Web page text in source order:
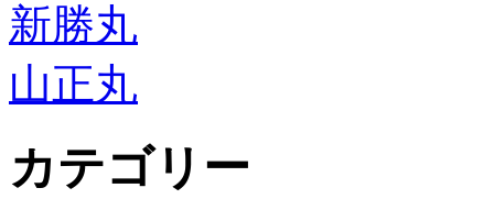
新勝丸
山正丸
カテゴリー